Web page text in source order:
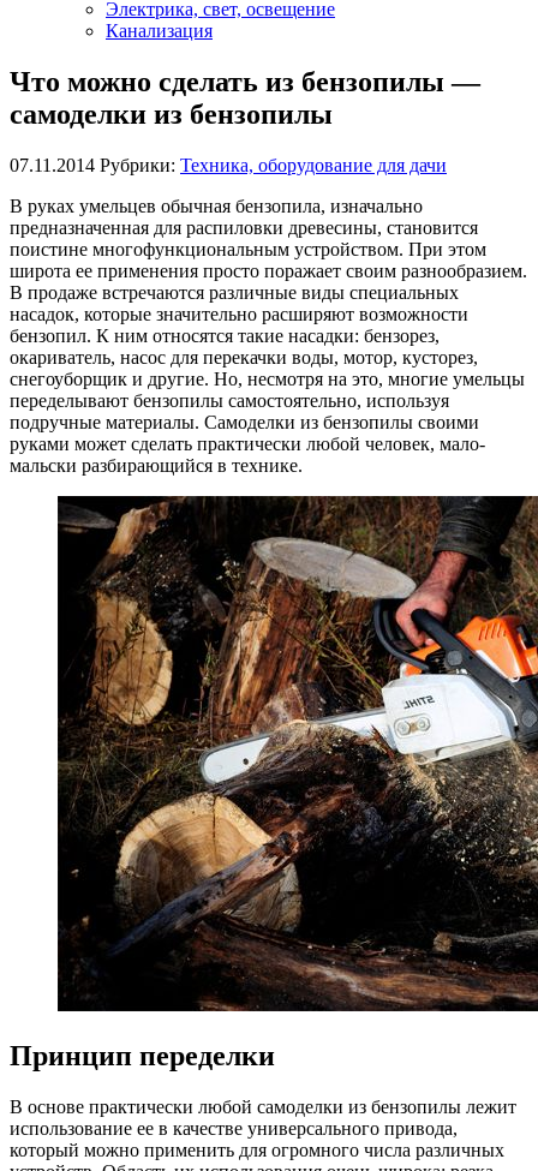
Электрика, свет, освещение
Канализация
Что можно сделать из бензопилы —
самоделки из бензопилы
07.11.2014 Рубрики: Техника, оборудование для дачи
В руках умельцев обычная бензопила, изначально
предназначенная для распиловки древесины, становится
поистине многофункциональным устройством. При этом
широта ее применения просто поражает своим разнообразием.
В продаже встречаются различные виды специальных
насадок, которые значительно расширяют возможности
бензопил. К ним относятся такие насадки: бензорез,
окариватель, насос для перекачки воды, мотор, кусторез,
снегоуборщик и другие. Но, несмотря на это, многие умельцы
переделывают бензопилы самостоятельно, используя
подручные материалы. Самоделки из бензопилы своими
руками может сделать практически любой человек, мало-
мальски разбирающийся в технике.
Принцип переделки
В основе практически любой самоделки из бензопилы лежит
использование ее в качестве универсального привода,
который можно применить для огромного числа различных